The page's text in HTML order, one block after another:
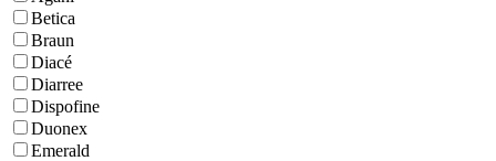
Betica
Braun
Diacé
Diarree
Dispofine
Duonex
Emerald